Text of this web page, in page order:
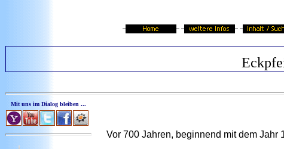
Mit uns im Dialog bleiben ...
Vor 700 Jahren, beginnend mit dem